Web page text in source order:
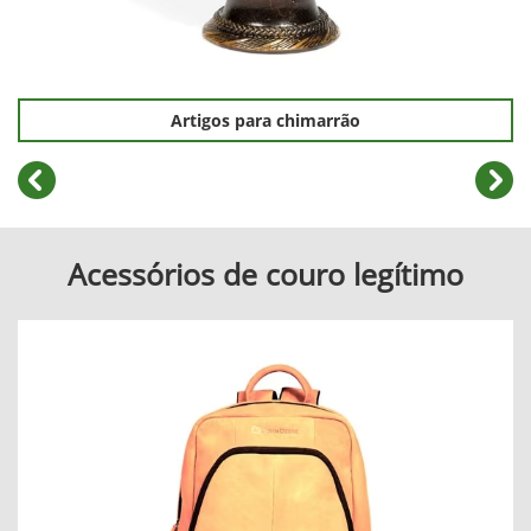
Artigos para chimarrão
templates.template-
Acessórios de couro legítimo